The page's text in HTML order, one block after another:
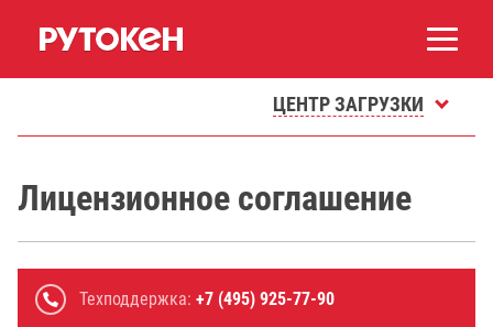
ЦЕНТР ЗАГРУЗКИ
Лицензионное соглашение
Техподдержка: +7 (495) 925-77-90